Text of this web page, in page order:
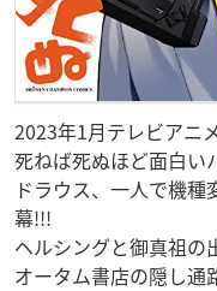
2023年1月テレビアニ
死ねば死ぬほど面白い
ドラウス、一人で機
幕!!!
ヘルシングと御真祖
オータム書店の隠し通